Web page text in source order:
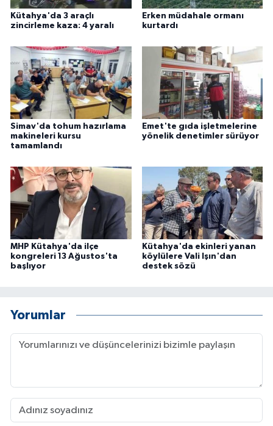
Kütahya'da 3 araçlı
zincirleme kaza: 4 yaralı
Erken müdahale ormanı
kurtardı
Simav'da tohum hazırlama
makineleri kursu
tamamlandı
Emet'te gıda işletmelerine
yönelik denetimler sürüyor
MHP Kütahya'da ilçe
kongreleri 13 Ağustos'ta
başlıyor
Kütahya'da ekinleri yanan
köylülere Vali Işın'dan
destek sözü
Yorumlar